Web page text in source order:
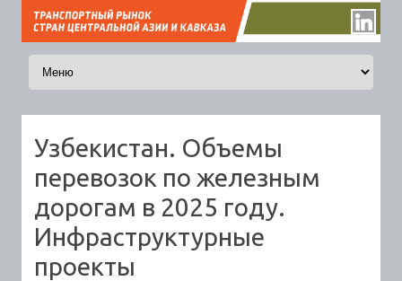
Перейти к содержимому
Узбекистан. Объемы
перевозок по железным
дорогам в 2025 году.
Инфраструктурные
проекты